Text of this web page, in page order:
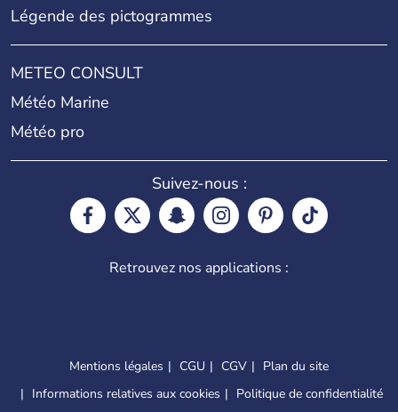
Légende des pictogrammes
METEO CONSULT
Météo Marine
Météo pro
Suivez-nous :
Retrouvez nos applications :
Mentions légales CGU CGV
Plan du site
Informations relatives aux cookies
Politique de confidentialité